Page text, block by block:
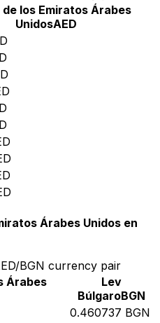
de los Emiratos Árabes
UnidosAED
Árabes Unidos en
BGN currency pair
Árabes
Lev
BúlgaroBGN
0.460737 BGN